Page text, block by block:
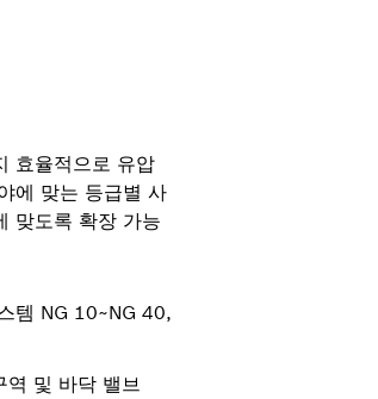
효율적으로 유압
에 맞는 등급별 사
맞도록 확장 가능
템 NG 10~NG 40,
역 및 바닥 밸브